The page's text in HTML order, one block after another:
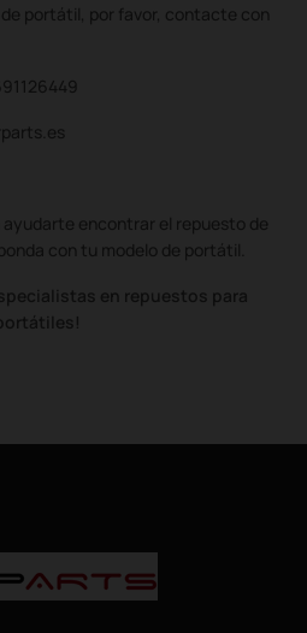
portátil, por favor, contacte con
encontrar el repuesto de
con tu modelo de portátil.
en repuestos para